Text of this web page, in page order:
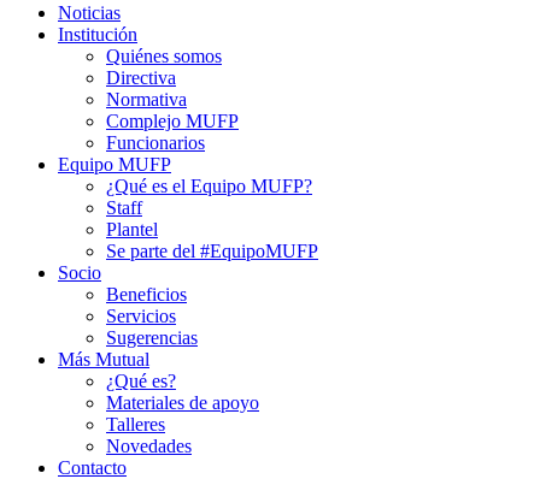
Noticias
Institución
Quiénes somos
Directiva
Normativa
Complejo MUFP
Funcionarios
Equipo MUFP
¿Qué es el Equipo MUFP?
Staff
Plantel
Se parte del #EquipoMUFP
Socio
Beneficios
Servicios
Sugerencias
Más Mutual
¿Qué es?
Materiales de apoyo
Talleres
Novedades
Contacto